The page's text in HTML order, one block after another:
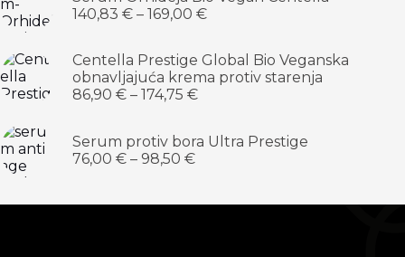
140,83 € – 169,00 €
Centella Prestige Global Bio Veganska
obnavljajuća krema protiv starenja
86,90 € – 174,75 €
Serum protiv bora Ultra Prestige
76,00 € – 98,50 €